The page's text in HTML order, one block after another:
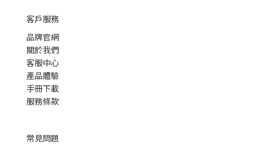
客戶服務
品牌官網
關於我們
客服中心
產品體驗
手冊下載
服務條款
常見問題